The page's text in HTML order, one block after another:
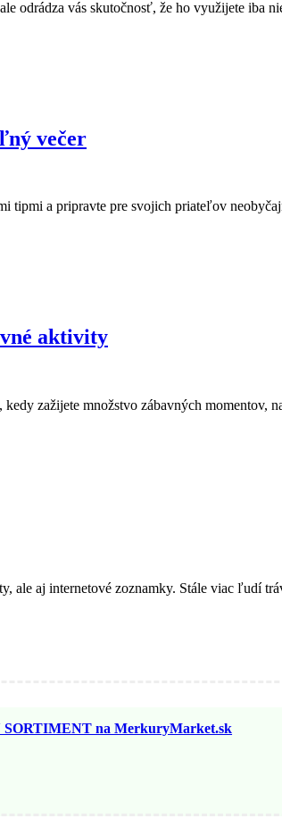
odrádza vás skutočnosť, že ho využijete iba
večer
tipmi a pripravte pre svojich priateľov
aktivity
zažijete množstvo zábavných
ale aj internetové zoznamky. Stále viac ľudí
na MerkuryMarket.sk